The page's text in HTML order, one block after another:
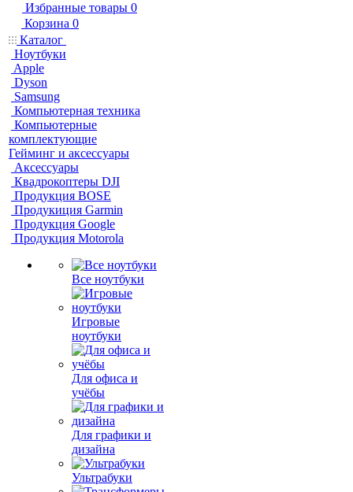
Избранные товары 0
Корзина 0
Каталог
Ноутбуки
Apple
Dyson
Samsung
Компьютерная техника
Компьютерные
комплектующие
Гейминг и аксессуары
Аксессуары
Квадрокоптеры DJI
Продукция BOSE
Продукиция Garmin
Продукция Google
Продукция Motorola
Все ноутбуки
Игровые
ноутбуки
Для офиса и
учёбы
Для графики и
дизайна
Ультрабуки